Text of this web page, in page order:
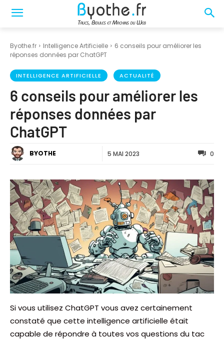
Byothe.fr Intelligence Artificielle
6 conseils pour améliorer les
réponses données par ChatGPT
INTELLIGENCE ARTIFICIELLE ACTUALITÉ
6 conseils pour améliorer les
réponses données par
ChatGPT
BYOTHE 5 MAI 2023 0
Si vous utilisez ChatGPT vous avez certainement
constaté que cette intelligence artificielle était
capable de répondre à toutes vos questions du tac